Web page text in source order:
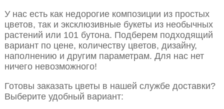
У нас есть как недорогие композиции из простых
цветов, так и эксклюзивные букеты из необычных
растений или 101 бутона. Подберем подходящий
вариант по цене, количеству цветов, дизайну,
наполнению и другим параметрам. Для нас нет
ничего невозможного!
Готовы заказать цветы в нашей службе доставки?
Выберите удобный вариант: